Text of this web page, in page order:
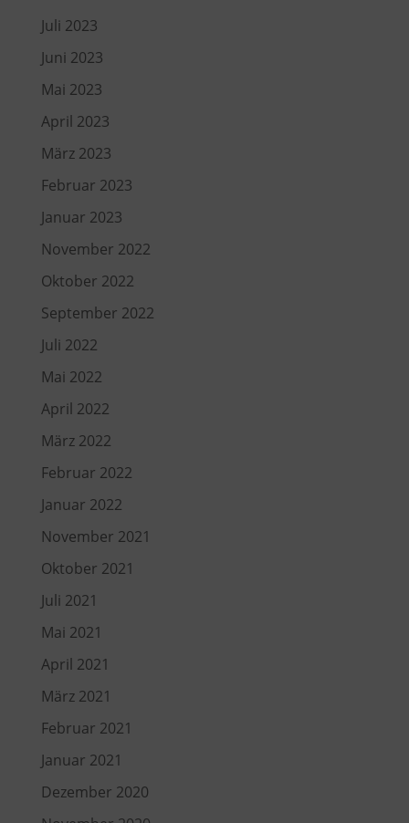
Juli 2023
Juni 2023
Mai 2023
April 2023
März 2023
Februar 2023
Januar 2023
November 2022
Oktober 2022
September 2022
Juli 2022
Mai 2022
April 2022
März 2022
Februar 2022
Januar 2022
November 2021
Oktober 2021
Juli 2021
Mai 2021
April 2021
März 2021
Februar 2021
Januar 2021
Dezember 2020